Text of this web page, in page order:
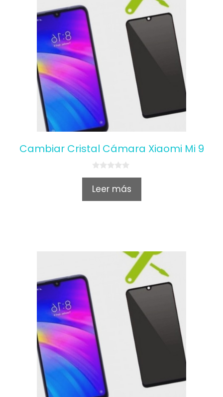
Cambiar Cristal Cámara Xiaomi Mi 9
0
u
Leer más